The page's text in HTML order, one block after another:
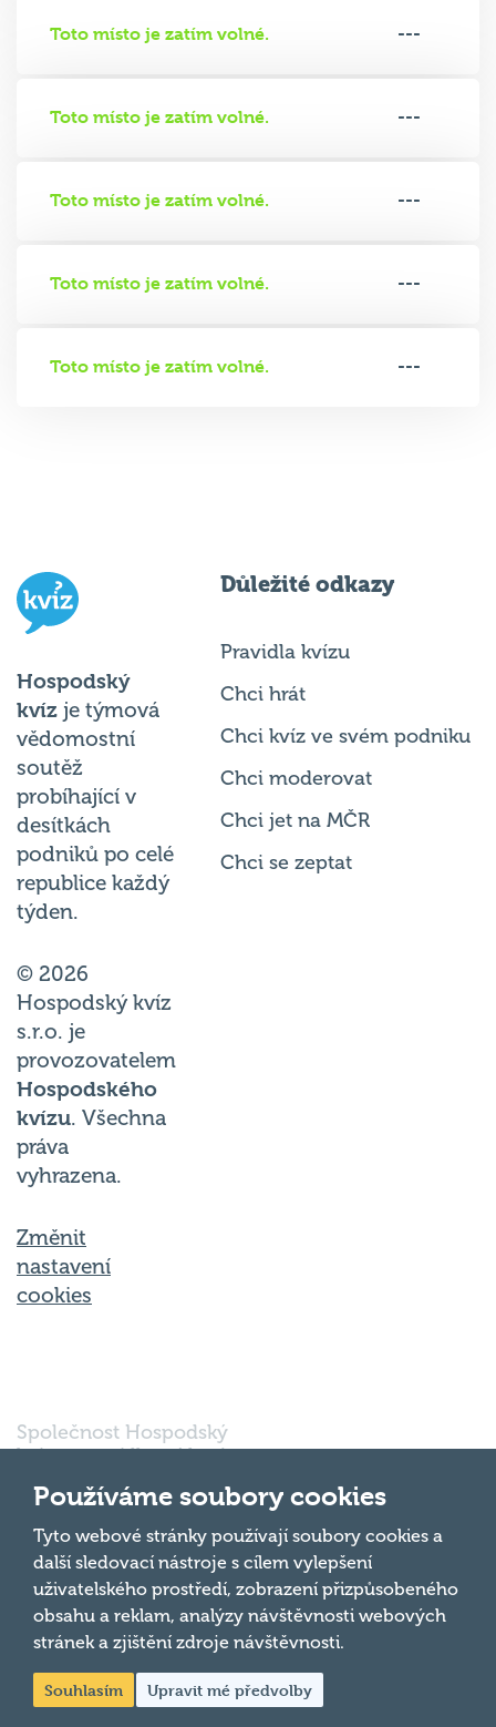
Toto místo je zatím volné. ---
Toto místo je zatím volné. ---
Toto místo je zatím volné. ---
Toto místo je zatím volné. ---
Toto místo je zatím volné. ---
Hospodský
kvíz je týmová
vědomostní
soutěž
probíhající v
desítkách
podniků po celé
republice každý
týden.
© 2026
Hospodský kvíz
s.r.o. je
provozovatelem
Hospodského
kvízu. Všechna
práva
vyhrazena.
Změnit
nastavení
cookies
Důležité odkazy
Pravidla kvízu
Chci hrát
Chci kvíz ve svém podniku
Chci moderovat
Chci jet na MČR
Chci se zeptat
Společnost Hospodský
kvíz s.r.o., sídlem Nové
602 00 Brno, IČ:
03980138, DIČ:
CZ03980138 je vedena
pod spisovou značkou
a oddílem 90428 C u
Krajského soudu v
Brně.
Nahoru
Používáme soubory cookies
Tyto webové stránky používají soubory cookies a
další sledovací nástroje s cílem vylepšení
uživatelského prostředí, zobrazení přizpůsobeného
obsahu a reklam, analýzy návštěvnosti webových
stránek a zjištění zdroje návštěvnosti.
Souhlasím Upravit mé předvolby